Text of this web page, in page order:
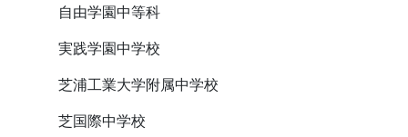
自由学園中等科
実践学園中学校
芝浦工業大学附属中学校
芝国際中学校